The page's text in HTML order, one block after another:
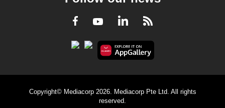
Facebook
YoutubeLinkedInRSS
Copyright© Mediacorp 2026. Mediacorp Pte Ltd. All rights
reserved.